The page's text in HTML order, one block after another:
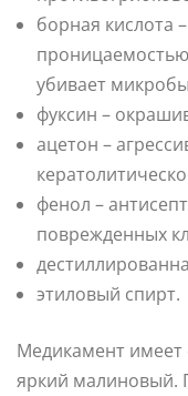
борная кислота
убивает
фуксин –
ацетон –
фенол –
поврежденных
этиловый спирт.
Медикамент имеет
яркий малиновый.